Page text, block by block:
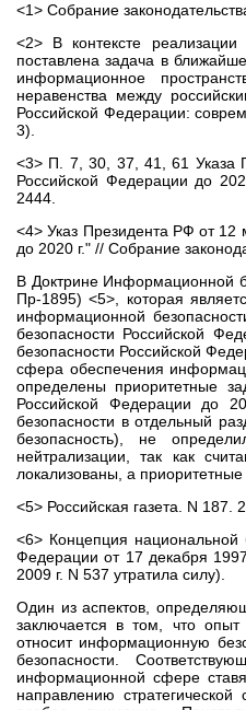
<1> Собрание
<2> В контексте
поставлена задача в
информационное
неравенства между
Российской Федерации:
3).
<3> П. 7, 30, 37, 41, 61 Указа
Российской Федерации до
2444.
<4> Указ Президента РФ от 12
до 2020 г." // Собрание
В Доктрине Информационной
Пр-1895) <5>, которая
информационной
безопасности Российской
безопасности Российской
сфера обеспечения
определены приоритетные
Российской Федерации до
безопасности в отдельный
безопасность), не
нейтрализации, так как
локализованы, а
<5> Российская газета. N 187.
<6> Концепция национальной
Федерации от 17 декабря
2009 г. N 537 утратила силу).
Один из аспектов,
заключается в том, что
относит информационную
безопасности.
информационной сфере
направлению